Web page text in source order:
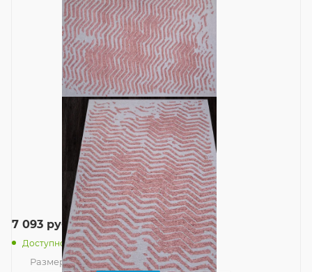
7 093 руб./шт
Доступно: 1
Размер — 120x180 см